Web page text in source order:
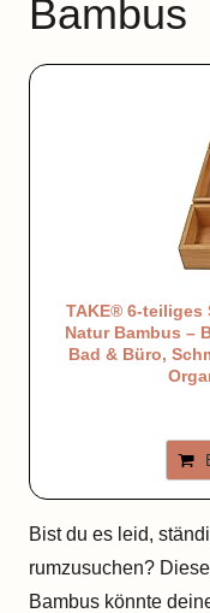
Bambus
TAKE® 6-teiliges
Natur Bambus –
Bad & Büro,
Bist du es leid,
rumzusuchen?
Bambus könnte